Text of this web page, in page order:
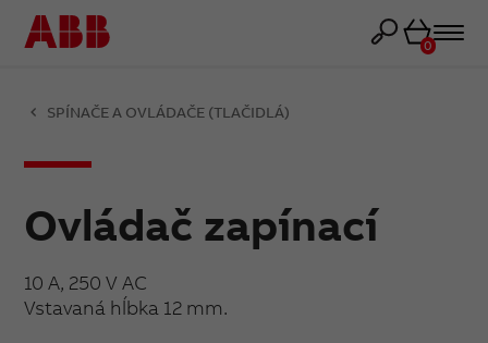
Košík
0
SPÍNAČE A OVLÁDAČE (TLAČIDLÁ)
Ovládač zapínací
10 A, 250 V AC
Vstavaná hĺbka 12 mm.